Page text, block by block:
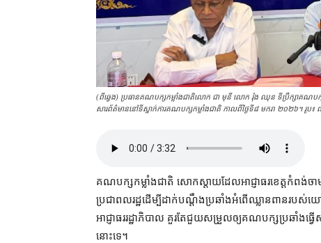
(​ពីឆ្វេង) ប្រធាន​គណបក្ស​កម្លាំង​ជាតិ​លោក ជា មុនី លោក រ៉ុង ឈុន ទីប្រឹក្សា​គណប
សារព័ត៌​មាននៅ​ទីស្នាក់ការ​គណបក្ស​កម្លាំង​ជាតិ កាល​ពី​ថ្ងៃទី​៨ មករា ២០២៦។ រូប៖ ព
គណបក្ស​កម្លាំង​ជាតិ សោកស្តាយ​ដែល​អាជ្ញាធរ​ខេត្ត​កំពង់ចា
ប្រជាពលរដ្ឋ​ដើម្បី​ដាក់​បណ្តឹង​ប្រឆាំង​អំពើ​ឈ្លានពាន​របស់​យ
អាជ្ញាធរ​រដ្ឋាភិបាល គួរតែ​ជួយ​សម្រួល​ឲ្យ​គណបក្សប្រឆាំង​ធ្វ
នោះ​ទេ។